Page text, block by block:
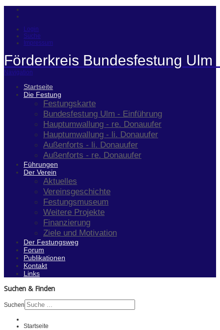
Login
Suche
Impressum
Förderkreis Bundesfestung Ulm
Navigation
Startseite
Die Festung
Festungskarte
Bundesfestung Ulm - Einführung
Hauptumwallung - re. Donauufer
Hauptumwallung - li. Donauufer
Außenforts - li. Donauufer
Außenforts - re. Donauufer
Führungen
Der Verein
Aktuelles
Vereinsgeschichte
Festungsmuseum
Weitere Projekte
Finanzierung
Ziele und Motivation
Der Festungsweg
Forum
Publikationen
Kontakt
Links
Suchen & Finden
Suchen
Startseite